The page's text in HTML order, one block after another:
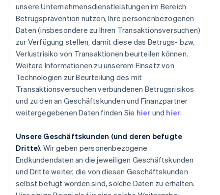
unsere Unternehmensdienstleistungen im Bereich
Betrugsprävention nutzen, Ihre personenbezogenen
Daten (insbesondere zu Ihren Transaktionsversuchen)
zur Verfügung stellen, damit diese das Betrugs- bzw.
Verlustrisiko von Transaktionen beurteilen können.
Weitere Informationen zu unserem Einsatz von
Technologien zur Beurteilung des mit
Transaktionsversuchen verbundenen Betrugsrisikos
und zu den an Geschäftskunden und Finanzpartner
weitergegebenen Daten finden Sie hier und hier.
Unsere Geschäftskunden (und deren befugte
Dritte). Wir geben personenbezogene
Endkundendaten an die jeweiligen Geschäftskunden
und Dritte weiter, die von diesen Geschäftskunden
selbst befugt worden sind, solche Daten zu erhalten.